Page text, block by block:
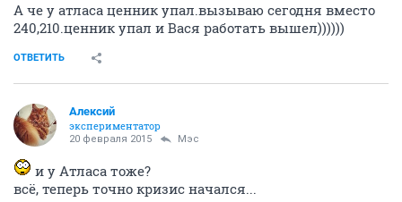
А че у атласа ценник упал.вызываю сегодня вместо
240,210.ценник упал и Вася работать вышел))))))
ОТВЕТИТЬ
Алексий
экспериментатор
20 февраля 2015 Мэс
и у Атласа тоже?
всё, теперь точно кризис начался...